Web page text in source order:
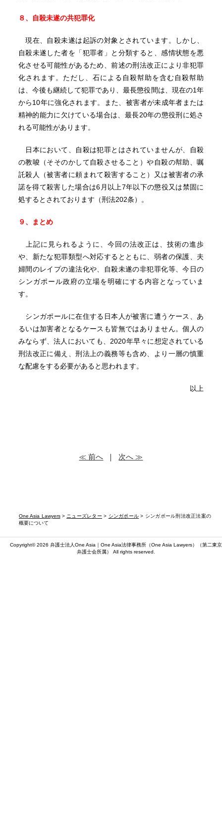
One Asia Lawyers> ニューズレター > シンガポール > シンガポール刑法改正法案の
概要について
８、自殺未遂の共犯罪化
現在、自殺未遂は起訴の対象とされています。しかし、
自殺未遂した者を「犯罪者」と分類すると、感情状態を悪
化させる可能性があるため、前述の刑法改正により非犯罪
化されます。ただし、石による自殺幇助を含む自殺幇助
は、今後も継続して犯罪であり、最長懲役間は、現在の1年
から10年に強化されます。また、被害者が未成年者または
精神的能力に欠けている場合は、最長20年の懲役刑に処さ
れる可能性があります。
日本において、自殺は犯罪とはされていませんが、自殺
の教唆（そそのかして自殺させること）や自殺の幇助、嘱
託殺人（被害者に頼まれて殺害すること）又は被害者の承
諾を得て殺害した場合は6月以上7年以下の懲役又は禁固に
処するとされております（刑法202条）。
９、まとめ
上記に見られるように、今回の法改正は、技術の進歩
や、新たな犯罪類型へ対応するとともに、弱者の保護、夫
婦間のレイプの違法化や、自殺未遂の非犯罪化等、今日の
シンガポール政府の立場を明確にする内容となっていま
す。
シンガポールに在住する日本人が被害に遭うケース、あ
るいは加害者となるケースも皆無ではありません。個人の
みならず、法人においても、2020年早々に想定されている
刑法改正に備え、刑法上の義務等も含め、より一層の慎重
な配慮をする必要があると思われます。
以上
≪ 前へ ｜ 次へ ≫
Copyright© 2026 弁護士法人One Asia｜One Asia法律事務所（One Asia Lawyers）（第二東京
弁護士会所属） All rights reserved.